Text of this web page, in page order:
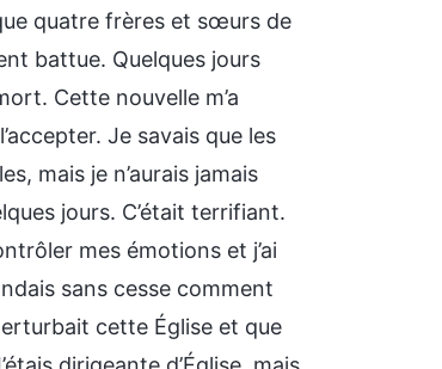
quatre frères et sœurs de
battue. Quelques jours
Cette nouvelle m’a
Je savais que les
mais je n’aurais jamais
jours. C’était terrifiant.
mes émotions et j’ai
sans cesse comment
cette Église et que